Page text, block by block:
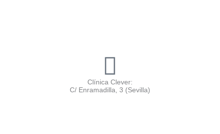
Clínica Clever:
C/ Enramadilla, 3 (Sevilla)